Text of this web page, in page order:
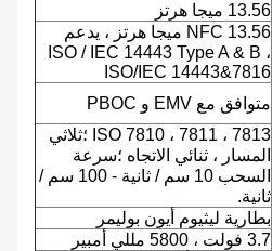
13.56 ميجا هرتز
NFC 13.56 ميجا هرتز ، يدعم
ISO / IEC 14443 Type A & B ،
ISO/IEC 14443&7816
متوافق مع EMV و PBOC
ISO 7810 ، 7811 ، 7813 ؛ثلاثي
المسار ، ثنائي الاتجاه ؛سرعة
السحب 10 سم / ثانية - 100 سم /
ثانية.
بطارية ليثيوم أيون بوليمر
3.7 فولت ، 5800 مللي أمبير